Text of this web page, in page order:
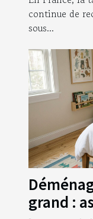
continue de
sous...
grand :